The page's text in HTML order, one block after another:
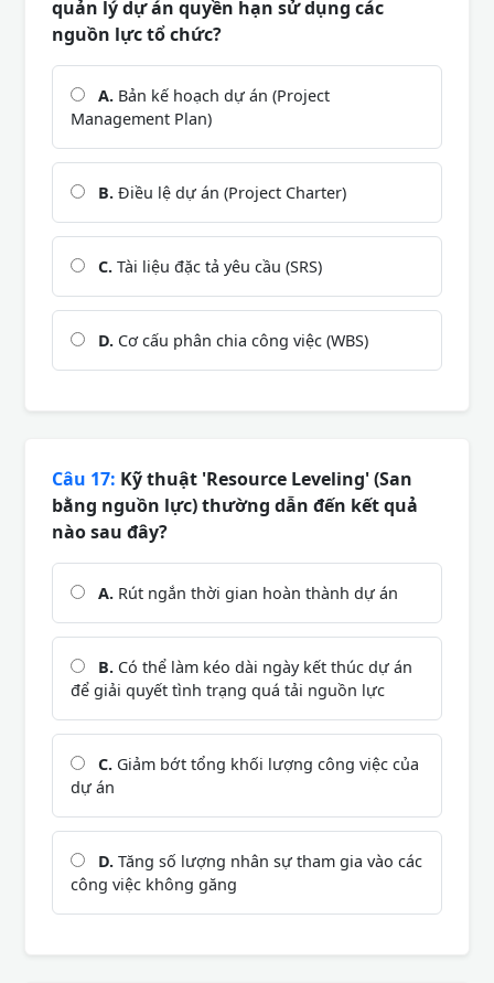
quản lý dự án quyền hạn sử dụng các
nguồn lực tổ chức?
A. Bản kế hoạch dự án (Project
Management Plan)
B. Điều lệ dự án (Project Charter)
C. Tài liệu đặc tả yêu cầu (SRS)
D. Cơ cấu phân chia công việc (WBS)
Câu 17: Kỹ thuật 'Resource Leveling' (San
bằng nguồn lực) thường dẫn đến kết quả
nào sau đây?
A. Rút ngắn thời gian hoàn thành dự án
B. Có thể làm kéo dài ngày kết thúc dự án
để giải quyết tình trạng quá tải nguồn lực
C. Giảm bớt tổng khối lượng công việc của
dự án
D. Tăng số lượng nhân sự tham gia vào các
công việc không găng